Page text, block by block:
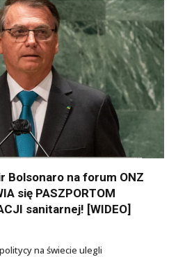
Bolsonaro na forum ONZ
się PASZPORTOM
sanitarnej! [WIDEO]
na świecie ulegli